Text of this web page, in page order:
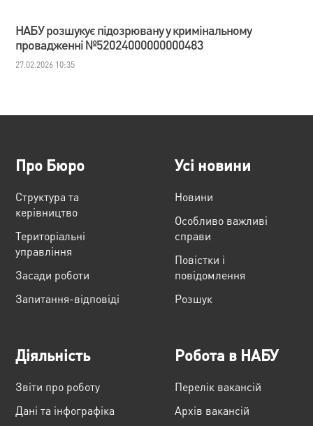
НАБУ розшукує підозрювану у кримінальному
провадженні №52024000000000483
27.02.2026 10:35
Про Бюро
Структура та
керівництво
Територіальні
управління
Засади роботи
Запитання-відповіді
Усі новини
Новини
Особливо важливі
справи
Повістки і
повідомлення
Розшук
Діяльність
Звіти про роботу
Дані та інфографіка
Робота в НАБУ
Перелік вакансій
Архів вакансій